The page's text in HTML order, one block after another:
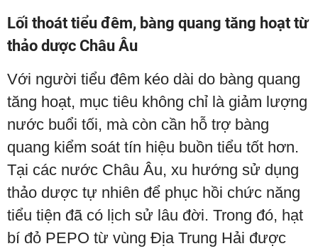
Lối thoát tiểu đêm, bàng quang tăng hoạt từ
thảo dược Châu Âu
Với người tiểu đêm kéo dài do bàng quang
tăng hoạt, mục tiêu không chỉ là giảm lượng
nước buổi tối, mà còn cần hỗ trợ bàng
quang kiểm soát tín hiệu buồn tiểu tốt hơn.
Tại các nước Châu Âu, xu hướng sử dụng
thảo dược tự nhiên để phục hồi chức năng
tiểu tiện đã có lịch sử lâu đời. Trong đó, hạt
bí đỏ PEPO từ vùng Địa Trung Hải được